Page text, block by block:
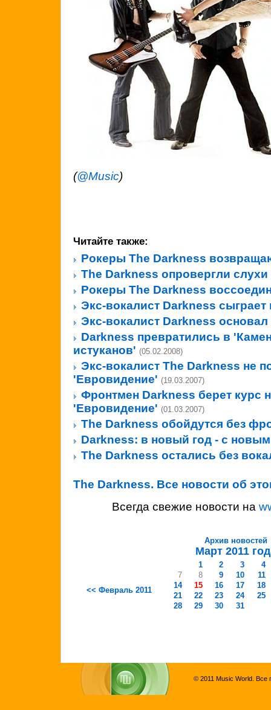
(@Music)
Читайте также:
Рокеры The Darkness
The Darkness опровергли
Рокеры The Darkness
Экс-вокалист Darkness сыграет
Экс-вокалист Darkness
Darkness превратились в
истуканов' (05.02.2008)
Экс-вокалист The Darkness не
'Евровидение' (19.03.2007)
Фронтмен Darkness берет курс
'Евровидение' (01.03.2007)
The Darkness обойдутся без
Darkness: в новый год - с
The Darkness остались без
The Darkness. Все новости об
Всегда свежие новости на
Архив новостей
Март 2011
<< Февраль 2011
1 2 3
4
7
8 9 10
11
14
15 16 17
18
21
22 23 24
25
28
29 30 31
© 2011 Music World. Все